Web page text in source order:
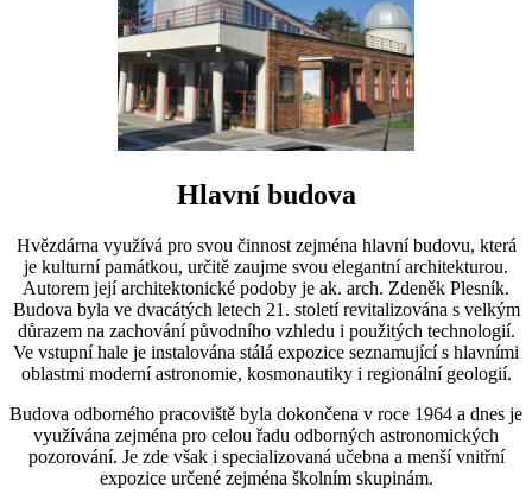
Hlavní budova
Hvězdárna využívá pro svou činnost zejména hlavní budovu, která
je kulturní památkou, určitě zaujme svou elegantní architekturou.
Autorem její architektonické podoby je ak. arch. Zdeněk Plesník.
Budova byla ve dvacátých letech 21. století revitalizována s velkým
důrazem na zachování původního vzhledu i použitých technologií.
Ve vstupní hale je instalována stálá expozice seznamující s hlavními
oblastmi moderní astronomie, kosmonautiky i regionální geologií.
Budova odborného pracoviště byla dokončena v roce 1964 a dnes je
využívána zejména pro celou řadu odborných astronomických
pozorování. Je zde však i specializovaná učebna a menší vnitřní
expozice určené zejména školním skupinám.